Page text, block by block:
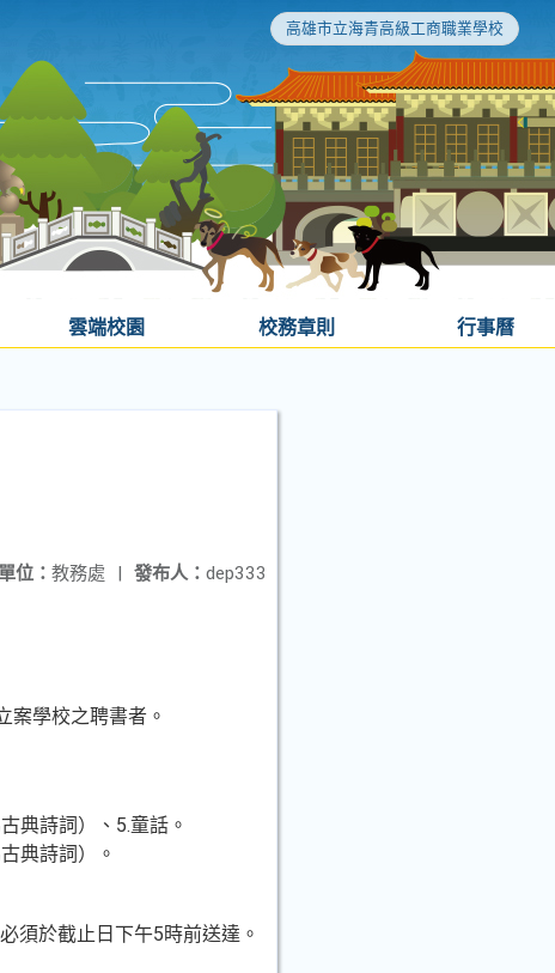
高雄市立海青高級工商職業學校
雲端校園 校務章則 行事曆
發布人： dep333
位： 教務處 |
案學校之聘書者。
典詩詞）、5.童話。
典詩詞）。
須於截止日下午5時前送達。